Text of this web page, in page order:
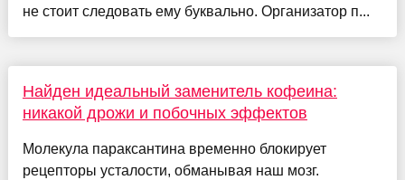
не стоит следовать ему буквально. Организатор п...
Найден идеальный заменитель кофеина:
никакой дрожи и побочных эффектов
Молекула параксантина временно блокирует
рецепторы усталости, обманывая наш мозг.